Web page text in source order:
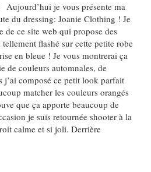
je vous présente ma
du dressing: Joanie Clothing ! Je
de ce site web qui propose des
flashé sur cette petite robe
en bleue ! Je vous montrerai ça
de couleurs automnales, de
j’ai composé ce petit look parfait
matcher les couleurs orangés
que ça apporte beaucoup de
je suis retournée shooter à la
calme et si joli. Derrière